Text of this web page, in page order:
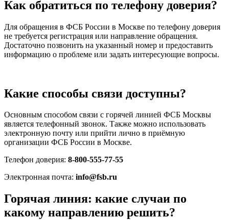
Как обратиться по телефону доверия?
Для обращения в ФСБ России в Москве по телефону доверия
не требуется регистрация или направление обращения.
Достаточно позвонить на указанный номер и предоставить
информацию о проблеме или задать интересующие вопросы.
Какие способы связи доступны?
Основным способом связи с горячей линией ФСБ Москвы
является телефонный звонок. Также можно использовать
электронную почту или прийти лично в приёмную
организации ФСБ России в Москве.
Телефон доверия: 8-800-555-77-55
Электронная почта: info@fsb.ru
Горячая линия: какие случаи по
какому направлению решить?